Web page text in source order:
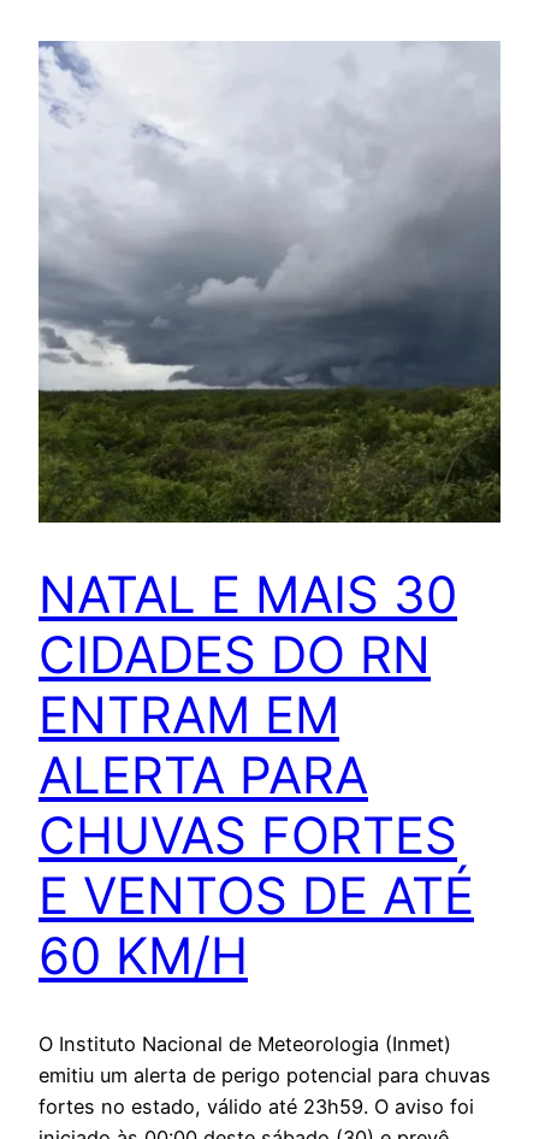
NATAL E MAIS 30
CIDADES DO RN
ENTRAM EM
ALERTA PARA
CHUVAS FORTES
E VENTOS DE ATÉ
60 KM/H
O Instituto Nacional de Meteorologia (Inmet)
emitiu um alerta de perigo potencial para chuvas
fortes no estado, válido até 23h59. O aviso foi